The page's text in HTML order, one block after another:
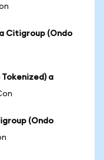
Citigroup (Ondo
a
(Ondo